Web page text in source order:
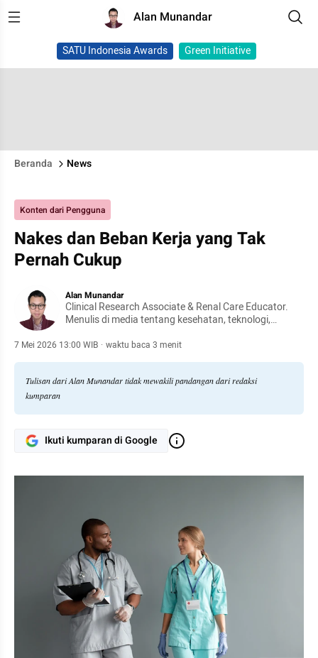
Alan Munandar
SATU Indonesia Awards Green Initiative
Beranda News
Konten dari Pengguna
Nakes dan Beban Kerja yang Tak
Pernah Cukup
Alan Munandar
Clinical Research Associate & Renal Care Educator.
Menulis di media tentang kesehatan, teknologi,
Menjembatani sains, cerita, dan pengalaman lintas
7 Mei 2026 13:00 WIB · waktu baca 3 menit
Tulisan dari Alan Munandar tidak mewakili pandangan dari redaksi
kumparan
Ikuti kumparan di Google